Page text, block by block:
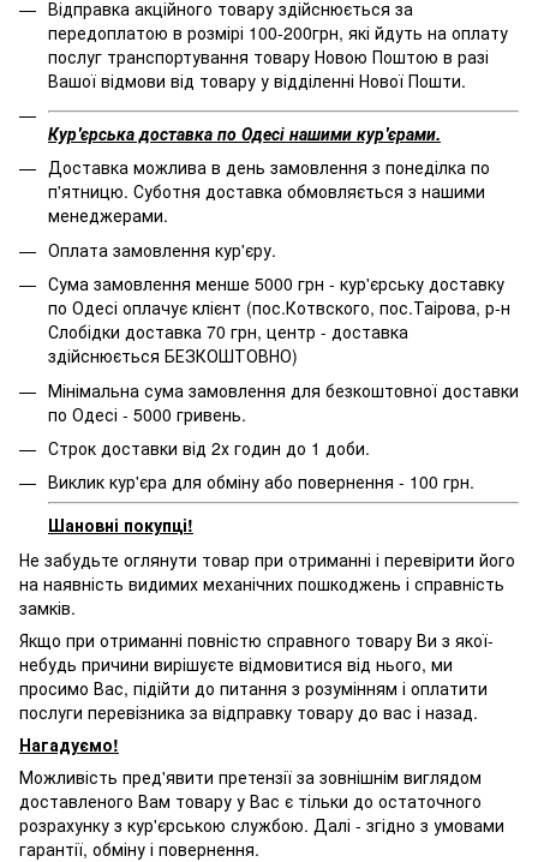
Відправка акційного товару здійснюється за
передоплатою в розмірі 100-200грн, які йдуть на оплату
послуг транспортування товару Новою Поштою в разі
Вашої відмови від товару у відділенні Нової Пошти.
Кур'єрська доставка по Одесі нашими кур'єрами.
Доставка можлива в день замовлення з понеділка по
п'ятницю. Суботня доставка обмовляється з нашими
менеджерами.
Оплата замовлення кур'єру.
Сума замовлення менше 5000 грн - кур'єрську доставку
по Одесі оплачує клієнт (пос.Котвского, пос.Таірова, р-н
Слобідки доставка 70 грн, центр - доставка
здійснюється БЕЗКОШТОВНО)
Мінімальна сума замовлення для безкоштовної доставки
по Одесі - 5000 гривень.
Строк доставки від 2х годин до 1 доби.
Виклик кур'єра для обміну або повернення - 100 грн.
Шановні покупці!
Не забудьте оглянути товар при отриманні і перевірити його
на наявність видимих ​​механічних пошкоджень і справність
замків.
Якщо при отриманні повністю справного товару Ви з якої-
небудь причини вирішуєте відмовитися від нього, ми
просимо Вас, підійти до питання з розумінням і оплатити
послуги перевізника за відправку товару до вас і назад.
Нагадуємо!
Можливість пред'явити претензії за зовнішнім виглядом
доставленого Вам товару у Вас є тільки до остаточного
розрахунку з кур'єрською службою. Далі - згідно з умовами
гарантії, обміну і повернення.